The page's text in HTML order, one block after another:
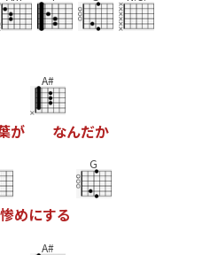
が
A#
なんだか
惨めにする
G
A#